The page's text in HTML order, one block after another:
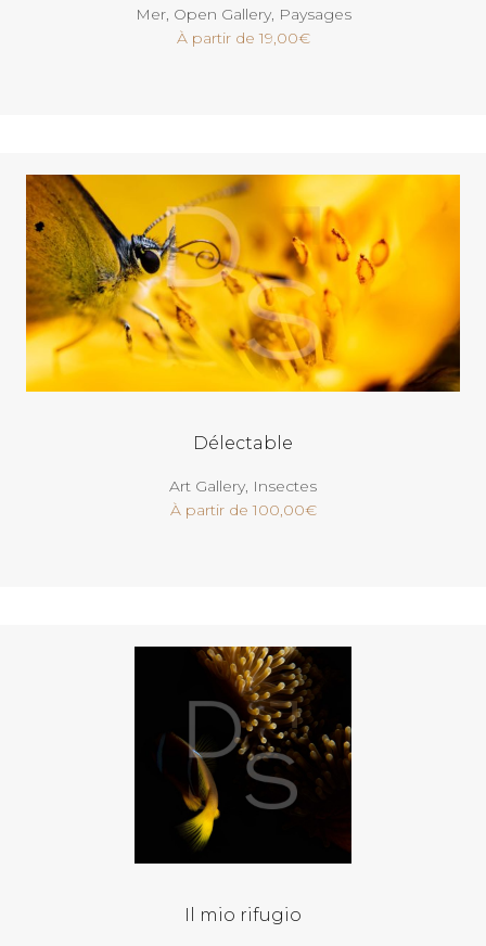
Mer, Open Gallery, Paysages
À partir de19,00€
Délectable
Art Gallery, Insectes
À partir de100,00€
Il mio rifugio